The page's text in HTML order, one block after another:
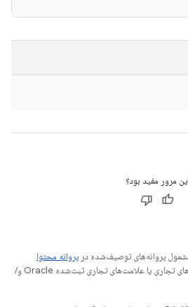
این مرور مفید بود؟
پروانه‌های توصیف‌شده در پروانه محتوا
هستند. جاوا و OpenJDK علامت‌های تجاری یا علامت‌های تجاری ثبت‌شده Oracle و/